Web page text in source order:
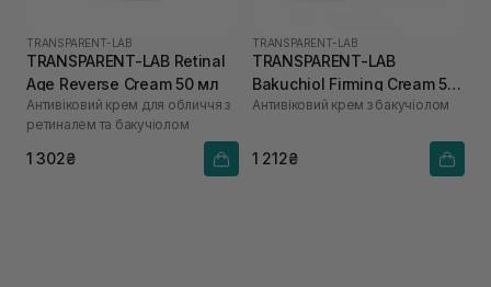
TRANSPARENT-LAB
TRANSPARENT-LAB Retinal
Age Reverse Cream 50 мл
Антивіковий крем для обличчя з
ретиналем та бакучіолом
1 302₴
TRANSPARENT-LAB
TRANSPARENT-LAB
Bakuchiol Firming Cream 50
мл
Антивіковий крем з бакучіолом
1 212₴